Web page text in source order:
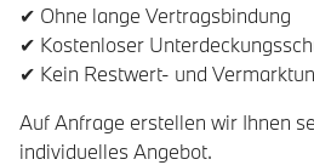
✔ Ohne lange Vertragsbindung
✔ Kostenloser
✔ Kein Restwert- und
Auf Anfrage erstellen wir Ihnen
individuelles Angebot.